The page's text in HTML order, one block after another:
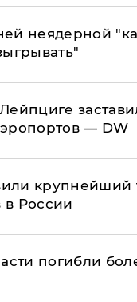
неядерной
— DW
крупнейший
в России
погибли